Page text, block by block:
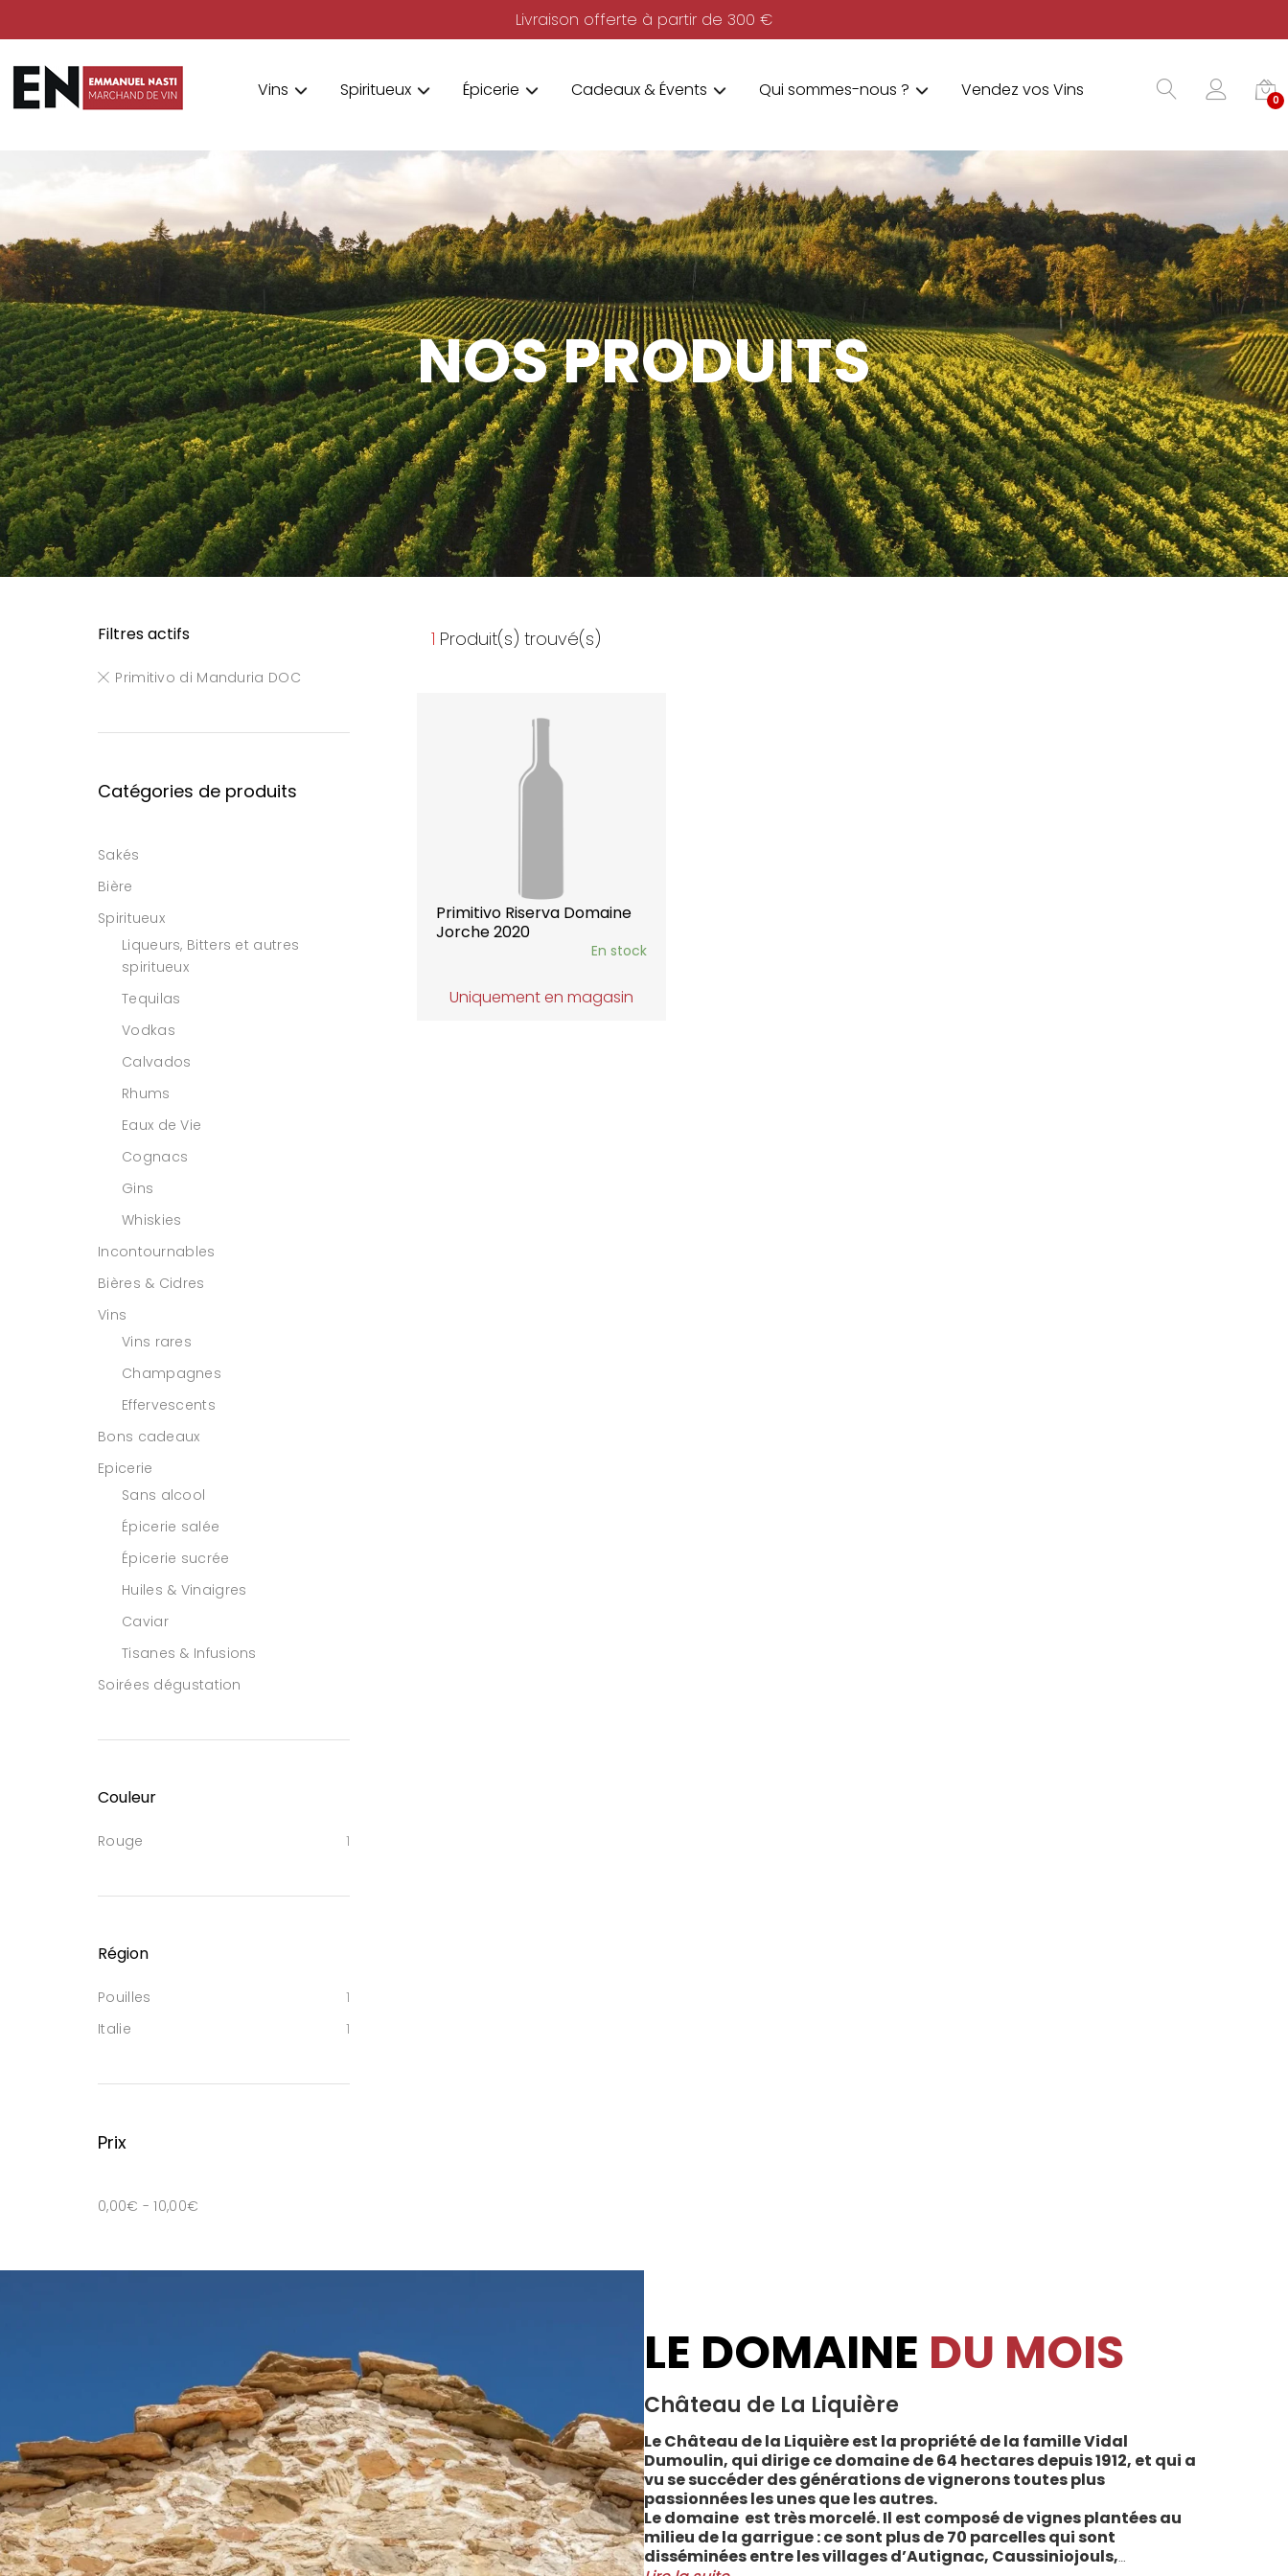
Livraison offerte à partir de 300 €
Vins Spiritueux Épicerie Cadeaux & Évents Qui sommes-nous ? Vendez vos Vins 0
NOS PRODUITS
1 Produit(s) trouvé(s)
Primitivo Riserva Domaine
Jorche 2020
En stock
Uniquement en magasin
Filtres actifs
Primitivo di Manduria DOC
Catégories de produits
Sakés
Bière
Spiritueux
Liqueurs, Bitters et autres
spiritueux
Tequilas
Vodkas
Calvados
Rhums
Eaux de Vie
Cognacs
Gins
Whiskies
Incontournables
Bières & Cidres
Vins
Vins rares
Champagnes
Effervescents
Bons cadeaux
Epicerie
Sans alcool
Épicerie salée
Épicerie sucrée
Huiles & Vinaigres
Caviar
Tisanes & Infusions
Soirées dégustation
Couleur
Rouge 1
Région
Pouilles
1
Italie
1
Prix
0,00€ -10,00€
LE DOMAINE DU MOIS
Château de La Liquière
Le Château de la Liquière est la propriété de la famille Vidal
Dumoulin, qui dirige ce domaine de 64 hectares depuis 1912, et qui a
vu se succéder des générations de vignerons toutes plus
passionnées les unes que les autres.
Le domaine est très morcelé. Il est composé de vignes plantées au
milieu de la garrigue : ce sont plus de 70 parcelles qui sont
disséminées entre les villages d’Autignac, Caussiniojouls,